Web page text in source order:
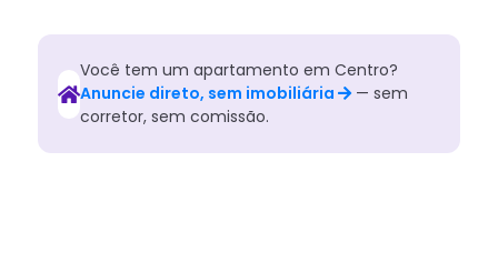
Você tem um apartamento em Centro?
Anuncie direto, sem imobiliária
— sem
corretor, sem comissão.